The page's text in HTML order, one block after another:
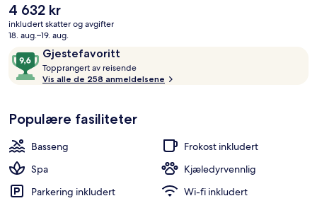
Den
nåværende
prisen
4 632 kr
4 632 kr
inkludert skatter og avgifter
18. aug.–19. aug.
AnmeldelserGjestefavoritt
9,6
av
10,
Topprangert av reisende
o
Vis alle de 258 anmeldelsene
Populære fasiliteter
Basseng
Frokost inkludert
Spa
Kjæledyrvennlig
Parkering inkludert
Wi-fi inkludert